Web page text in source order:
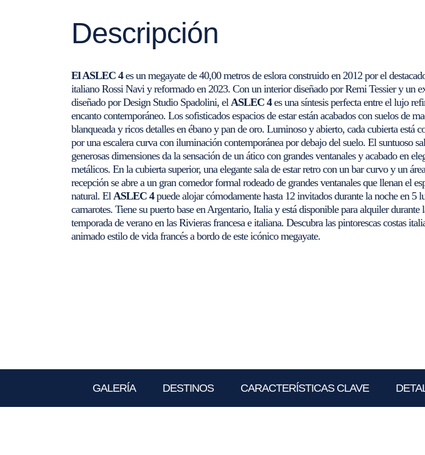
Descripción
El ASLEC 4es un megayate de 40,00 metros de eslora construido en 2012 por el
italiano Rossi Navi y reformado en 2023. Con un interior diseñado por Remi Tessier y un
diseñado por Design Studio Spadolini, elASLEC 4es una síntesis perfecta entre el lujo
encanto contemporáneo. Los sofisticados espacios de estar están acabados con suelos de
blanqueada y ricos detalles en ébano y pan de oro. Luminoso y abierto, cada cubierta está
por una escalera curva con iluminación contemporánea por debajo del suelo. El suntuoso
generosas dimensiones da la sensación de un ático con grandes ventanales y acabado en
metálicos. En la cubierta superior, una elegante sala de estar retro con un bar curvo y un
recepción se abre a un gran comedor formal rodeado de grandes ventanales que llenan el
natural. ElASLEC 4puede alojar cómodamente hasta 12 invitados durante la noche en 5
camarotes. Tiene su puerto base en Argentario, Italia y está disponible para alquiler durante
temporada de verano en las Rivieras francesa e italiana. Descubra las pintorescas costas
animado estilo de vida francés a bordo de este icónico megayate.
GALERÍA DESTINOS CARACTERÍSTICAS CLAVE